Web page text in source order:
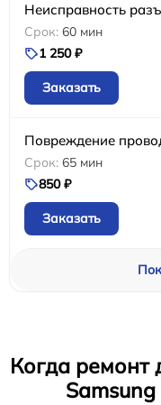
Неисправность
60 мин
1 250 ₽
Заказать
Повреждение
65 мин
850 ₽
Заказать
Когда ремонт
Samsung